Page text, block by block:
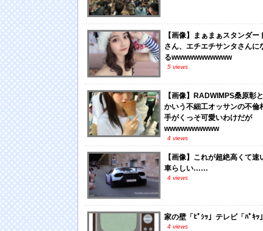
【画像】まぁまぁスタンダー
さん、エチエチサンタさんに
るwwwwwwwwwww
5 views
【画像】RADWIMPS桑原彰と
かいう不細工オッサンの不倫
手がくっそ可愛いわけだが
wwwwwwwwww
4 views
【画像】これが超絶高くて速
車らしい……
4 views
家の壁「ﾋﾟｼｯ」テレビ「ﾊﾟｷｯ」
4 views